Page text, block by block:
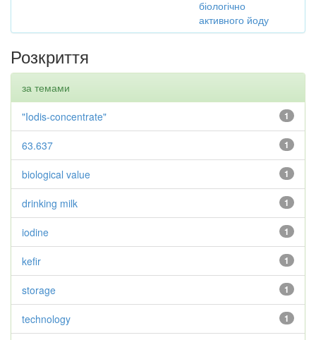
біологічно
активного йоду
Розкриття
за темами
1
"Iodis-concentrate"
1
63.637
1
biological value
1
drinking milk
1
iodine
1
kefir
1
storage
1
technology